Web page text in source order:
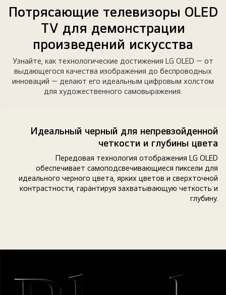
Потрясающие телевизоры OLED
TV для демонстрации
произведений искусства
Узнайте, как технологические достижения LG OLED — от
выдающегося качества изображения до беспроводных
инноваций — делают его идеальным цифровым холстом
для художественного самовыражения.
Идеальный черный для непревзойденной
четкости и глубины цвета
Передовая технология отображения LG OLED
обеспечивает самоподсвечивающиеся пиксели для
идеального черного цвета, ярких цветов и сверхточной
контрастности, гарантируя захватывающую четкость и
глубину.